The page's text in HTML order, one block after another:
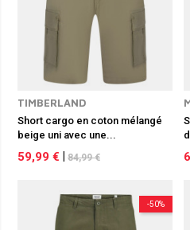
TIMBERLAND
Short cargo en coton mélangé
beige uni avec une...
59,99 € 84,99 €
-50%